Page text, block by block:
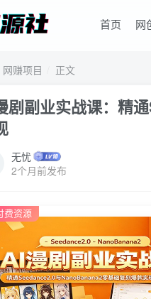
首页 网
网赚项目 正文
剧副业实战课：精
无忧
2个月前发布
费资源